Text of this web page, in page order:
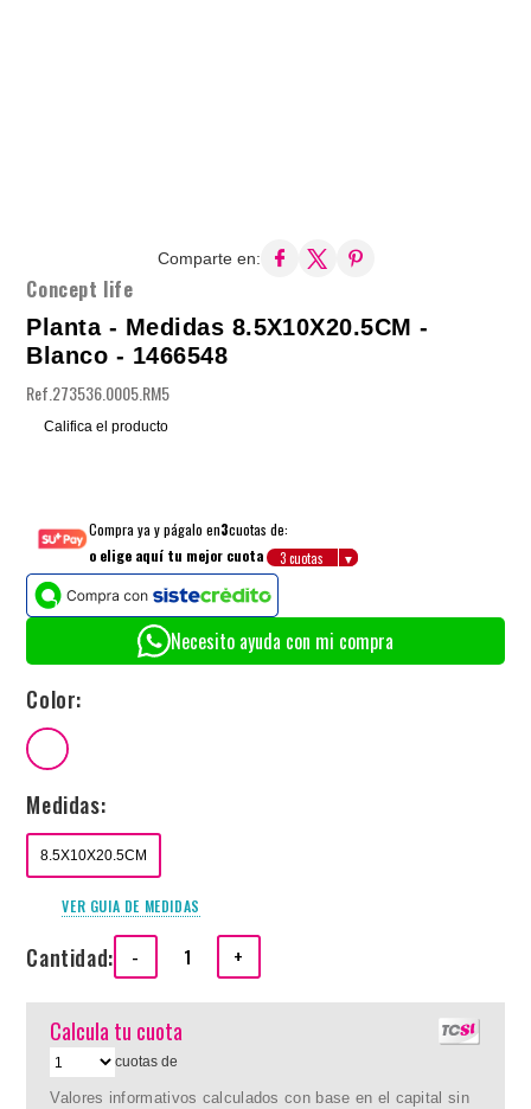
Comparte en:
Concept life
Planta - Medidas 8.5X10X20.5CM -
Blanco - 1466548
Ref. 273536.0005.RM5
Califica el producto
Compra ya y págalo en3cuotas de:
o elige aquí tu mejor cuota
Necesito ayuda con mi compra
Color:
Medidas:
8.5X10X20.5CM
VER GUIA DE MEDIDAS
Cantidad: - +
Calcula tu cuota
cuotas de
Valores informativos calculados con base en el capital sin